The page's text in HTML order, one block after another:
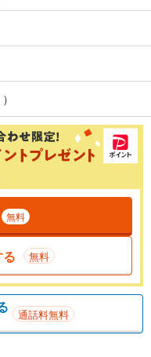
無料
無料
通話料無料